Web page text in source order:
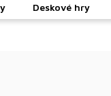
Deskové hry